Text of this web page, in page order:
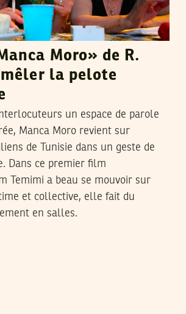
Moro» de R.
la pelote
un espace de parole
Manca Moro revient sur
de Tunisie dans un geste de
Dans ce premier film
Temimi a beau se mouvoir sur
et collective, elle fait du
en salles.